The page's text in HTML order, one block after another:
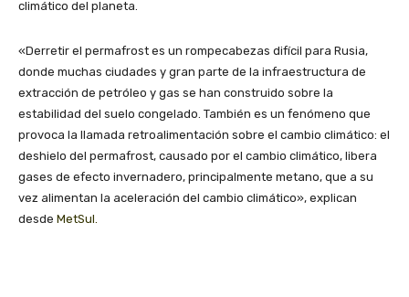
climático del planeta.
«Derretir el permafrost es un rompecabezas difícil para Rusia,
donde muchas ciudades y gran parte de la infraestructura de
extracción de petróleo y gas se han construido sobre la
estabilidad del suelo congelado. También es un fenómeno que
provoca la llamada retroalimentación sobre el cambio climático: el
deshielo del permafrost, causado por el cambio climático, libera
gases de efecto invernadero, principalmente metano, que a su
vez alimentan la aceleración del cambio climático», explican
desde MetSul.